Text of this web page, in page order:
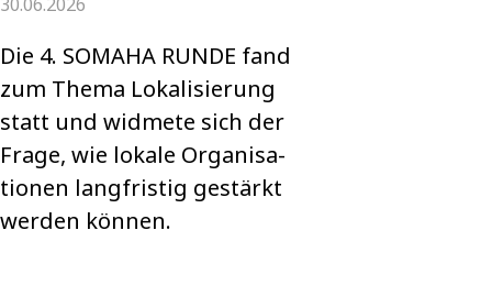
Die 4. SOMAHA RUNDE fand
zum Thema Loka­li­sie­rung
statt und wid­mete sich der
Frage, wie lokale Orga­ni­sa­
tio­nen lang­fris­tig gestärkt
wer­den kön­nen.